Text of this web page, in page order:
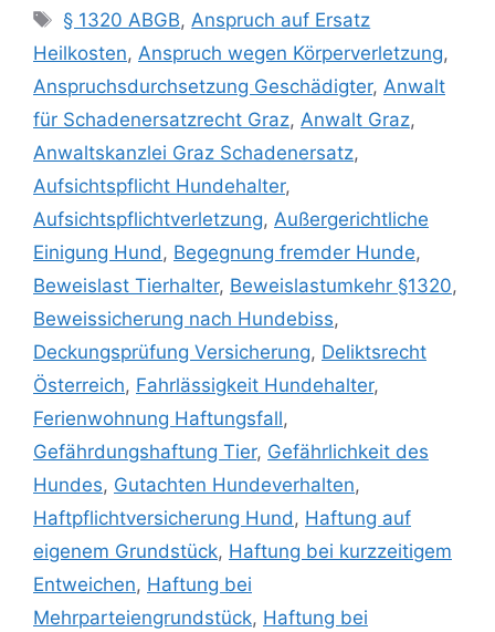
§ 1320 ABGB,Anspruch auf Ersatz
Heilkosten, Anspruch wegen Körperverletzung,
Anspruchsdurchsetzung Geschädigter, Anwalt
für Schadenersatzrecht Graz, Anwalt Graz,
Anwaltskanzlei Graz Schadenersatz,
Aufsichtspflicht Hundehalter,
Aufsichtspflichtverletzung, Außergerichtliche
Einigung Hund, Begegnung fremder Hunde,
Beweislast Tierhalter, Beweislastumkehr §1320,
Beweissicherung nach Hundebiss,
Deckungsprüfung Versicherung, Deliktsrecht
Österreich, Fahrlässigkeit Hundehalter,
Ferienwohnung Haftungsfall,
Gefährdungshaftung Tier, Gefährlichkeit des
Hundes, Gutachten Hundeverhalten,
Haftpflichtversicherung Hund, Haftung auf
eigenem Grundstück, Haftung bei kurzzeitigem
Entweichen, Haftung bei
Mehrparteiengrundstück, Haftung bei